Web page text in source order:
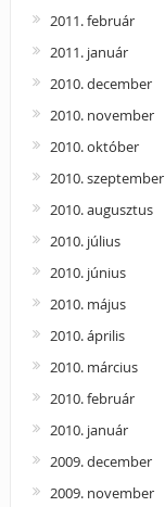
2011. február
2011. január
2010. december
2010. november
2010. október
2010. szeptember
2010. augusztus
2010. július
2010. június
2010. május
2010. április
2010. március
2010. február
2010. január
2009. december
2009. november